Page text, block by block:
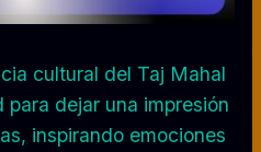
cultural del Taj Mahal
dejar una impresión
inspirando emociones